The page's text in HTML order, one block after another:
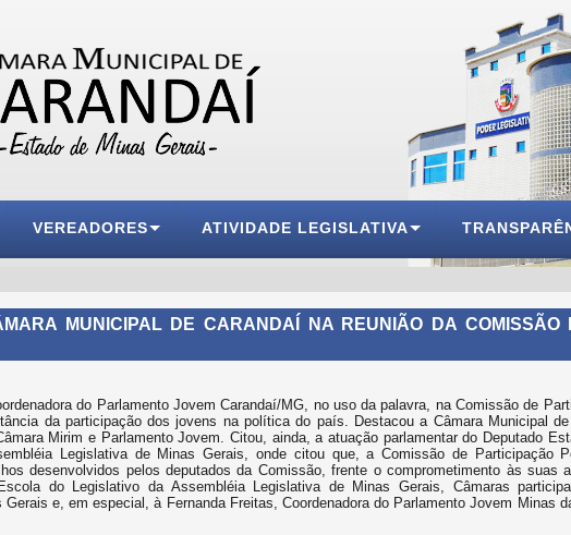
VEREADORES ATIVIDADE LEGISLATIVA
MUNICIPAL DE CARANDAÍ NA REUNIÃO DA
do Parlamento Jovem Carandaí/MG, no uso da palavra, na Comissão de
da participação dos jovens na política do país. Destacou a Câmara Municipal
Mirim e Parlamento Jovem. Citou, ainda, a atuação parlamentar do Deputado
Legislativa de Minas Gerais, onde citou que, a Comissão de Participação
desenvolvidos pelos deputados da Comissão, frente o comprometimento às suas
do Legislativo da Assembléia Legislativa de Minas Gerais, Câmaras
e, em especial, à Fernanda Freitas, Coordenadora do Parlamento Jovem Minas